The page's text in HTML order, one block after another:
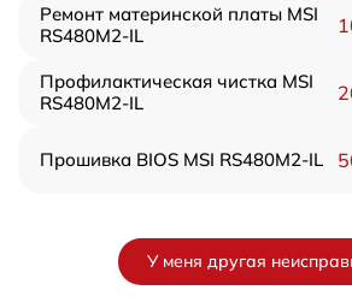
Ремонт материнской платы MSI
RS480M2-IL
Профилактическая чистка MSI
RS480M2-IL
Прошивка BIOS MSI RS480M2-IL
У меня другая